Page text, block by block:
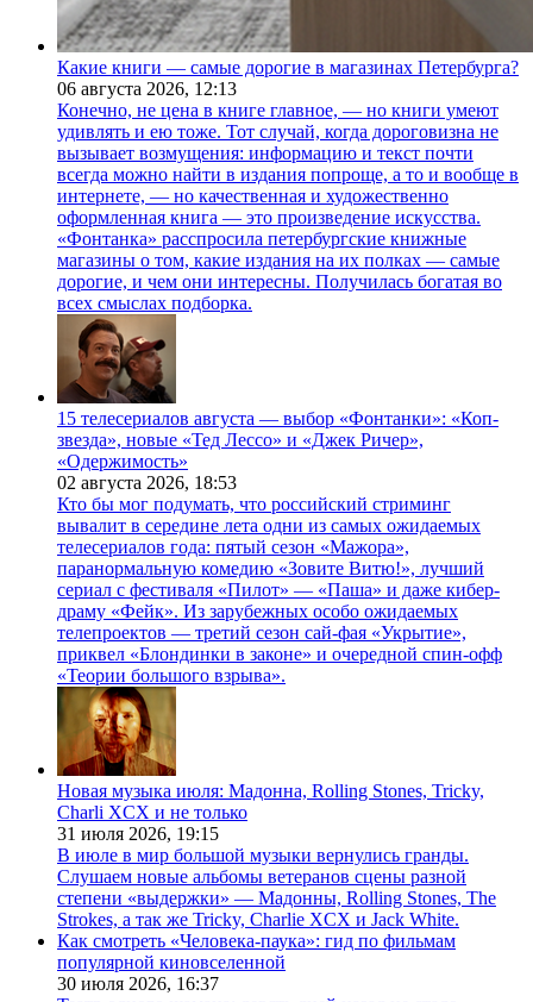
Какие книги — самые дорогие в магазинах Петербурга?
06 августа 2026, 12:13
Конечно, не цена в книге главное, — но книги умеют
удивлять и ею тоже. Тот случай, когда дороговизна не
вызывает возмущения: информацию и текст почти
всегда можно найти в издания попроще, а то и вообще в
интернете, — но качественная и художественно
оформленная книга — это произведение искусства.
«Фонтанка» расспросила петербургские книжные
магазины о том, какие издания на их полках — самые
дорогие, и чем они интересны. Получилась богатая во
всех смыслах подборка.
15 телесериалов августа — выбор «Фонтанки»: «Коп-
звезда», новые «Тед Лессо» и «Джек Ричер»,
«Одержимость»
02 августа 2026, 18:53
Кто бы мог подумать, что российский стриминг
вывалит в середине лета одни из самых ожидаемых
телесериалов года: пятый сезон «Мажора»,
паранормальную комедию «Зовите Витю!», лучший
сериал с фестиваля «Пилот» — «Паша» и даже кибер-
драму «Фейк». Из зарубежных особо ожидаемых
телепроектов — третий сезон сай-фая «Укрытие»,
приквел «Блондинки в законе» и очередной спин-офф
«Теории большого взрыва».
Новая музыка июля: Мадонна, Rolling Stones, Tricky,
Charli XCX и не только
31 июля 2026, 19:15
В июле в мир большой музыки вернулись гранды.
Слушаем новые альбомы ветеранов сцены разной
степени «выдержки» — Мадонны, Rolling Stones, The
Strokes, а так же Tricky, Charlie XCX и Jack White.
Как смотреть «Человека-паука»: гид по фильмам
популярной киновселенной
30 июля 2026, 16:37